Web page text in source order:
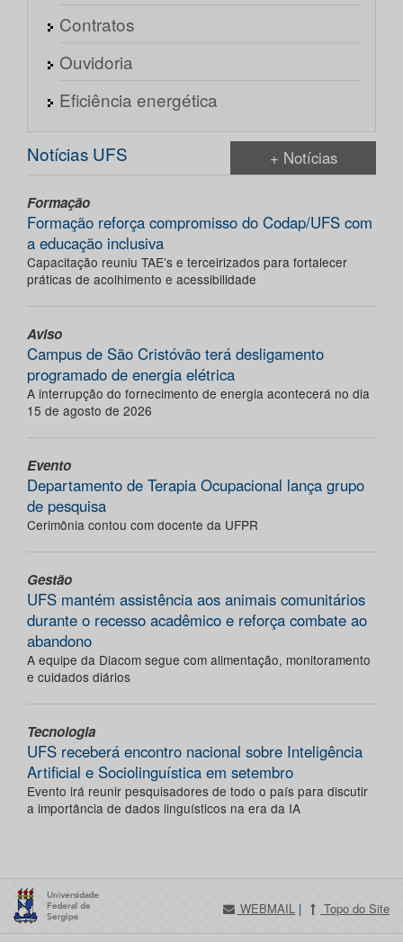
Contratos
Ouvidoria
Eficiência energética
Notícias UFS + Notícias
Formação
Formação reforça compromisso do Codap/UFS com
a educação inclusiva
Capacitação reuniu TAE’s e terceirizados para fortalecer
práticas de acolhimento e acessibilidade
Aviso
Campus de São Cristóvão terá desligamento
programado de energia elétrica
A interrupção do fornecimento de energia acontecerá no dia
15 de agosto de 2026
Evento
Departamento de Terapia Ocupacional lança grupo
de pesquisa
Cerimônia contou com docente da UFPR
Gestão
UFS mantém assistência aos animais comunitários
durante o recesso acadêmico e reforça combate ao
abandono
A equipe da Diacom segue com alimentação, monitoramento
e cuidados diários
Tecnologia
UFS receberá encontro nacional sobre Inteligência
Artificial e Sociolinguística em setembro
Evento irá reunir pesquisadores de todo o país para discutir
a importância de dados linguísticos na era da IA
WEBMAIL | Topo do Site